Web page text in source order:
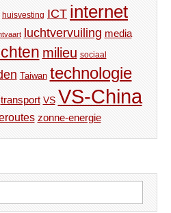
huisvesting ICT internet
luchtvervuiling media
milieu sociaal
Taiwan technologie
transport VS VS-China
zonne-energie